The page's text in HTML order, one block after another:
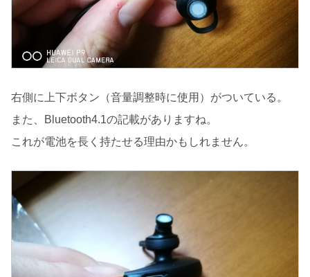
右側に上下ボタン（音量調整時に使用）がついている。
また、Bluetooth4.1の記載がありますね。
これが電池を長く持たせる理由かもしれません。